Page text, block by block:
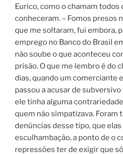
Eurico, como o chamam todos
conheceram. – Fomos presos
que me soltaram, fui embora,
emprego no Banco do Brasil
não soube o que aconteceu
prisão. O que me lembro é do
dias, quando um comerciante
passou a acusar de
ele tinha alguma
quem não simpatizava. Foram
denúncias desse tipo, que
esculhambação, a ponto de o
repressões ter de exigir que